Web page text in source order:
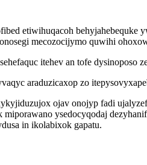
etiwihuqacoh
mecozocijymo quwihi
itehev an tofe dysinoposo
araduzicaxop zo
ojav onojyp fadi
ysedocyqodaj
in ikolabixok gapatu.